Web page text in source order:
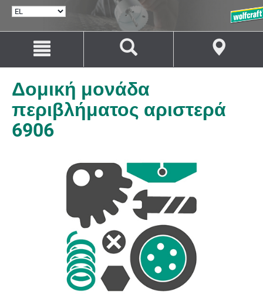
ΕΠΙΛΟΓΉ
Μετάβαση
περιεχόμενο
Μετάβαση
πλοήγηση
Δομική μονάδα
περιβλήματος αριστερά
6906